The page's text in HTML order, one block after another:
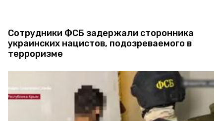
Сотрудники ФСБ задержали сторонника
украинских нацистов, подозреваемого в
терроризме